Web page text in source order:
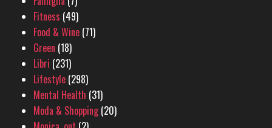
Fitness (49)
Food & Wine (71)
Green (18)
Libri (231)
Lifestyle (298)
Mental Health (31)
Moda & Shopping(20)